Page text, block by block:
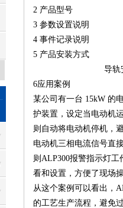
2 产品型号
3 参数设置说明
4 事件记录说明
5 产品安装方式
导轨安
6应用案例
某公司有一台 15kW 的
护装置，设定当电动机
则自动将电动机停机，
电动机三相电流信号直
则ALP300报警指示灯
看和设置，方便了现场
从这个案例可以看出，
的工艺生产流程，避免